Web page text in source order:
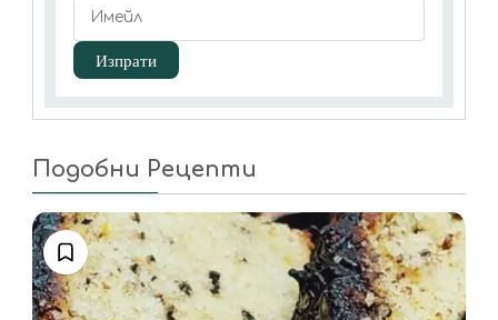
Подобни Рецепти